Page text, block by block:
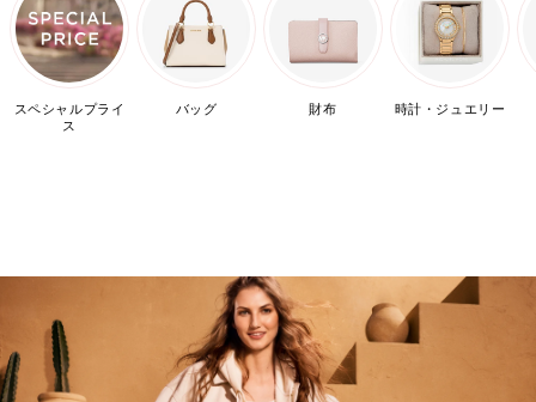
スペシャルプライ
ス
バッグ 財布 時計・ジュエリー